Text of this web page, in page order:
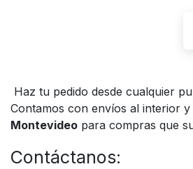
Haz tu pedido desde cualquier
Contamos con envíos al interior y
Montevideo para compras que
Contáctanos: